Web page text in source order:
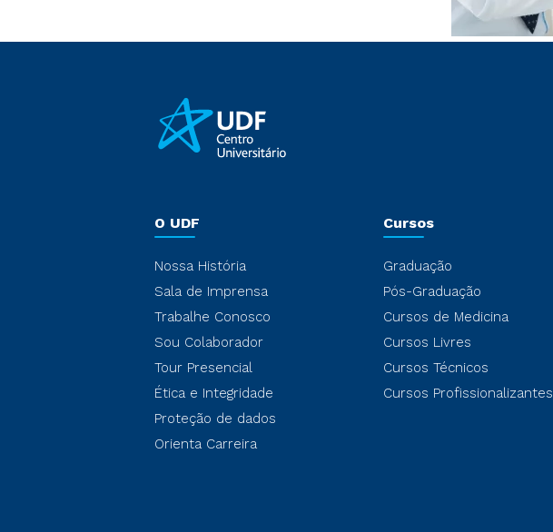
O UDF
Nossa História
Sala de Imprensa
Trabalhe Conosco
Sou Colaborador
Tour Presencial
Ética e Integridade
Proteção de dados
Orienta Carreira
Cursos
Graduação
Pós-Graduação
Cursos de Medicina
Cursos Livres
Cursos Técnicos
Cursos Profissionalizantes